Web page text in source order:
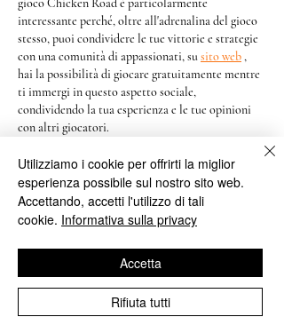
gioco Chicken Road è particolarmente
interessante perché, oltre all'adrenalina del gioco
stesso, puoi condividere le tue vittorie e strategie
con una comunità di appassionati, su sito web ,
hai la possibilità di giocare gratuitamente mentre
ti immergi in questo aspetto sociale,
condividendo la tua esperienza e le tue opinioni
con altri giocatori.
Inoltre, la condivisione…
Mostra altro
Mi piace Rispondi
fastpirate8032
22 ott 2025
Utilizziamo i cookie per offrirti la miglior
esperienza possibile sul nostro sito web.
Accettando, accetti l'utilizzo di tali
cookie. Informativa sulla privacy
Rifiuta tutti
Accetta